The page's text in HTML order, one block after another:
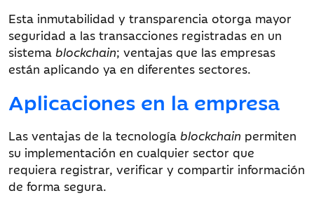
Esta inmutabilidad y transparencia otorga mayor
seguridad a las transacciones registradas en un
sistema blockchain; ventajas que las empresas
están aplicando ya en diferentes sectores.
Aplicaciones en la empresa
Las ventajas de la tecnología blockchain permiten
su implementación en cualquier sector que
requiera registrar, verificar y compartir información
de forma segura.